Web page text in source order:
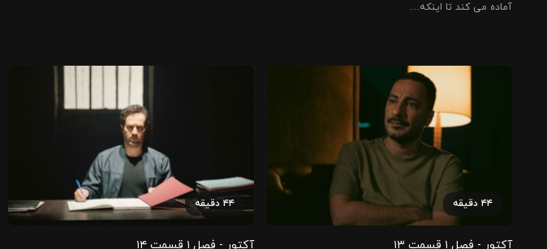
آماده می کند تا اینکه…
۴۴ دقیقه
آکتور - فصل ۱ قسمت ‍۱۳
۴۴ دقیقه
آکتور - فصل ۱ قسمت ‍۱۴